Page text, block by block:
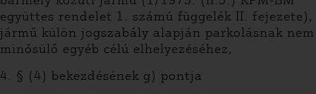
együttes rendelet 1. számú függelék II. fejezete),
jármű külön jogszabály alapján parkolásnak nem
minősülő egyéb célú elhelyezéséhez,
4. § (4) bekezdésének g) pontja